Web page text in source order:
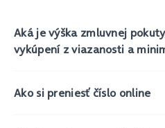
Aká je výška zmluvnej
vykúpení z viazanosti a
Ako si preniesť číslo online